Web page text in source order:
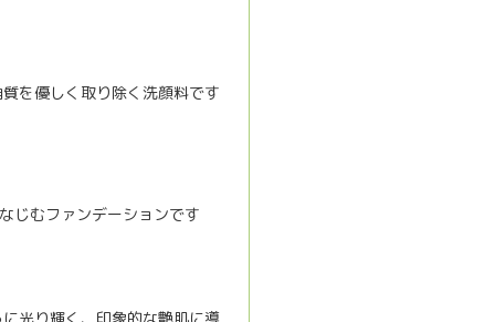
を優しく取り除く洗顔料です
じむファンデーションです